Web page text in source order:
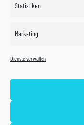
Statistiken
Marketing
Dienste verwalten
©